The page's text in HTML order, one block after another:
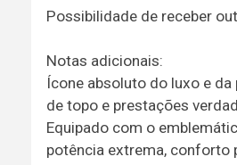
Possibilidade de receber
Notas adicionais:
Ícone absoluto do luxo e
de topo e prestações
Equipado com o
potência extrema, conforto